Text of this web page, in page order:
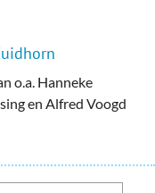
o.a. Hanneke
en Alfred Voogd